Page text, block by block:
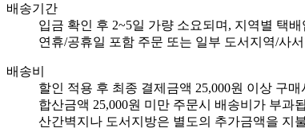
배송기간
입금 확인 후 2~5일 가량 소요되며, 지역별 택
연휴/공휴일 포함 주문 또는 일부 도서지역/사
배송비
할인 적용 후 최종 결제금액 25,000원 이상 구
합산금액 25,000원 미만 주문시 배송비가 부과
산간벽지나 도서지방은 별도의 추가금액을 지